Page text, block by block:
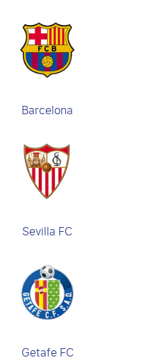
Barcelona
Sevilla FC
Getafe FC